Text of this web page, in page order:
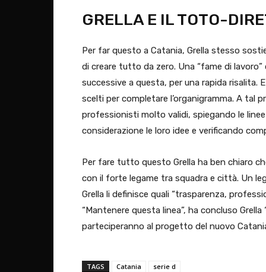
GRELLA E IL TOTO-
Per far questo a Catania, Grella stesso
di creare tutto da zero. Una “fame di
successive a questa, per una rapida risalita.
scelti per completare l’organigramma. A tal
professionisti molto validi, spiegando le
considerazione le loro idee e verificando
Per fare tutto questo Grella ha ben chiaro
con il forte legame tra squadra e città. Un
Grella li definisce quali “trasparenza,
“Mantenere questa linea”, ha concluso
parteciperanno al progetto del nuovo
TAGS Catania serie d